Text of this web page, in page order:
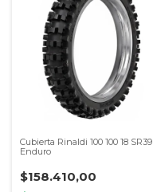
Cubierta Rinaldi 100 100 18 SR39
Enduro
$158.410,00